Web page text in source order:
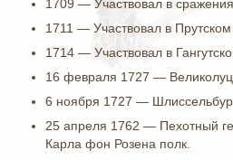
1709 — Участвовал в
1711 — Участвовал в Прутском
1714 — Участвовал в
16 февраля 1727 —
6 ноября 1727 —
25 апреля 1762 — Пехотный
Карла фон Розена полк.